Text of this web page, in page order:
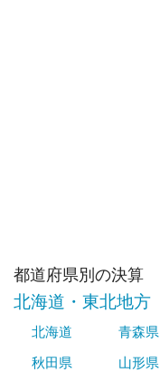
都道府県別の決算
北海道・東北地方
北海道 青森県
秋田県
山形県